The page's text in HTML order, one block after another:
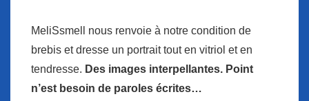
MeliSsmell nous renvoie à notre condition de
brebis et dresse un portrait tout en vitriol et en
tendresse. Des images interpellantes. Point
n’est besoin de paroles écrites…